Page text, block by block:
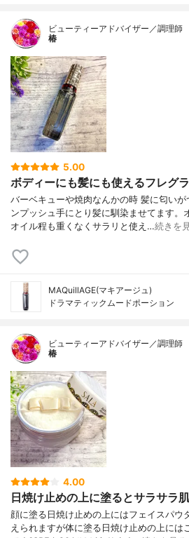
ビューティーアドバイザー／調理師
椿
5.00
ボディーにも髪にも使えるフレグ
バーベキューや焼肉なんかの時 髪に匂いが
ンプッシュ手にとり髪に馴染ませてます。
オイル程も重くなくサラリと使え…続きを
MAQuillAGE(マキアージュ)
ドラマティックムードポーション
ビューティーアドバイザー／調理師
椿
4.00
日焼け止めの上に塗るとサラサラ肌
顔に塗る日焼け止めの上にはフェイスパウ
えられますが体に塗る日焼け止めの上には